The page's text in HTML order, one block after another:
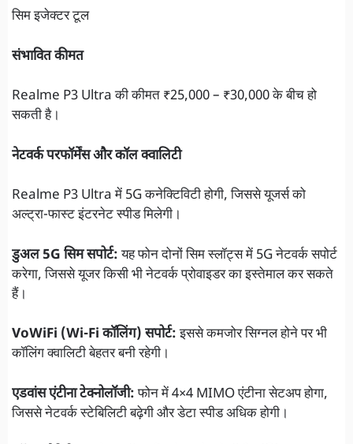
सिम इजेक्टर टूल
संभावित कीमत
Realme P3 Ultra की कीमत ₹25,000 – ₹30,000 के बीच हो
सकती है।
नेटवर्क परफॉर्मेंस और कॉल क्वालिटी
Realme P3 Ultra में 5G कनेक्टिविटी होगी, जिससे यूजर्स को
अल्ट्रा-फास्ट इंटरनेट स्पीड मिलेगी।
डुअल 5G सिम सपोर्ट:यह फोन दोनों सिम स्लॉट्स में 5G नेटवर्क सपोर्ट
करेगा, जिससे यूजर किसी भी नेटवर्क प्रोवाइडर का इस्तेमाल कर सकते
हैं।
VoWiFi (Wi-Fi कॉलिंग) सपोर्ट:इससे कमजोर सिग्नल होने पर भी
कॉलिंग क्वालिटी बेहतर बनी रहेगी।
एडवांस एंटीना टेक्नोलॉजी:फोन में 4×4 MIMO एंटीना सेटअप होगा,
जिससे नेटवर्क स्टेबिलिटी बढ़ेगी और डेटा स्पीड अधिक होगी।